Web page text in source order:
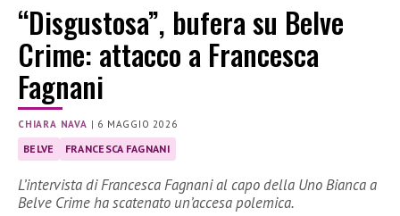
“Disgustosa”, bufera su Belve
Crime: attacco a Francesca
Fagnani
CHIARA NAVA | 6 MAGGIO 2026
BELVE FRANCESCA FAGNANI
L’intervista di Francesca Fagnani al capo della Uno Bianca a
Belve Crime ha scatenato un’accesa polemica.